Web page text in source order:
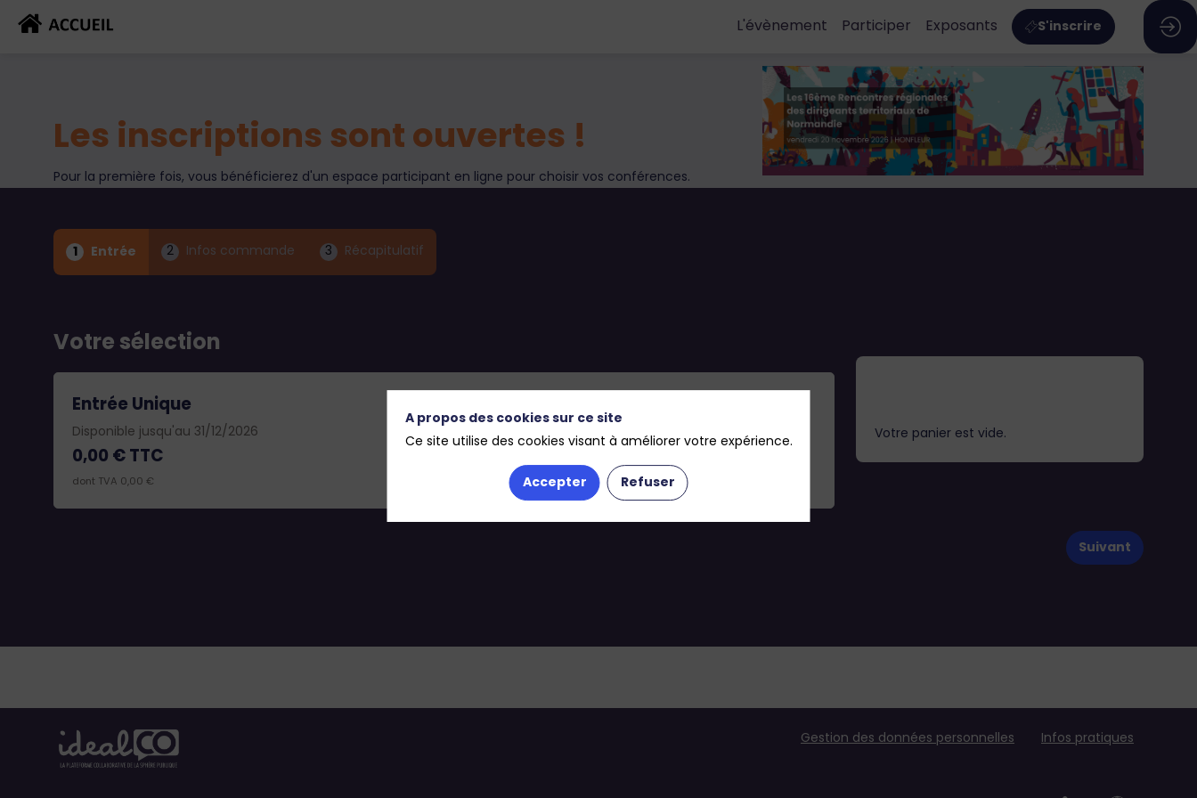
L'évènement Participer Exposants S'inscrire
Les inscriptionssont ouvertes !
Pour la première fois, vous bénéficierez d'un espace participant en ligne pour choisir vos conférences.
1 Entrée 2 Infos commande 3 Récapitulatif
Votre sélection
Entrée Unique
Disponible jusqu'au 31/12/2026
0,00 €TTC
dont TVA 0,00 €
Votre panier est vide.
Suivant
Gestion des données personnelles Infos pratiques
A propos des cookies sur ce site
Ce site utilise des cookies visant à améliorer votre expérience.
Accepter Refuser